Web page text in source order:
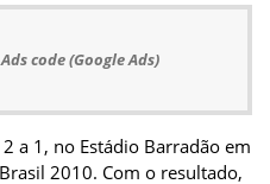
code (Google Ads)
a 1, no Estádio Barradão em
2010. Com o resultado,